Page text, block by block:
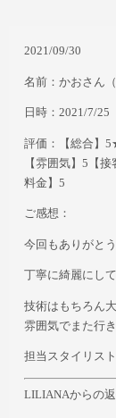
2021/09/30
名前：かおさん
日時：2021/7/25
評価：【総合
【雰囲気】5【
料金】5
ご感想：
今回もありがと
丁寧に綺麗にし
技術はもちろん
雰囲気でまた行
担当スタイリス
LILIANAからの返